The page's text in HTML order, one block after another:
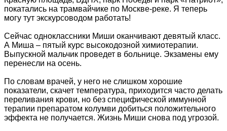
покатались на трамвайчике по Москве-реке. Я теперь
могу тут экскурсоводом работать!
Сейчас одноклассники Миши оканчивают девятый класс.
А Миша – пятый курс высокодозной химиотерапии.
Выпускной мальчик проведет в больнице. Экзамены ему
перенесли на осень.
По словам врачей, у него не слишком хорошие
показатели, скачет температура, приходится часто делать
переливания крови, но без специфической иммунной
терапии препаратом колумви добиться положительного
эффекта не получается. Жизнь Миши снова под угрозой.